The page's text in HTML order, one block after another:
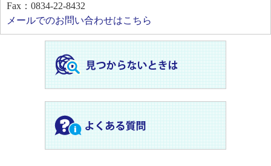
Fax：0834-22-8432
メールでのお問い合わせはこちら